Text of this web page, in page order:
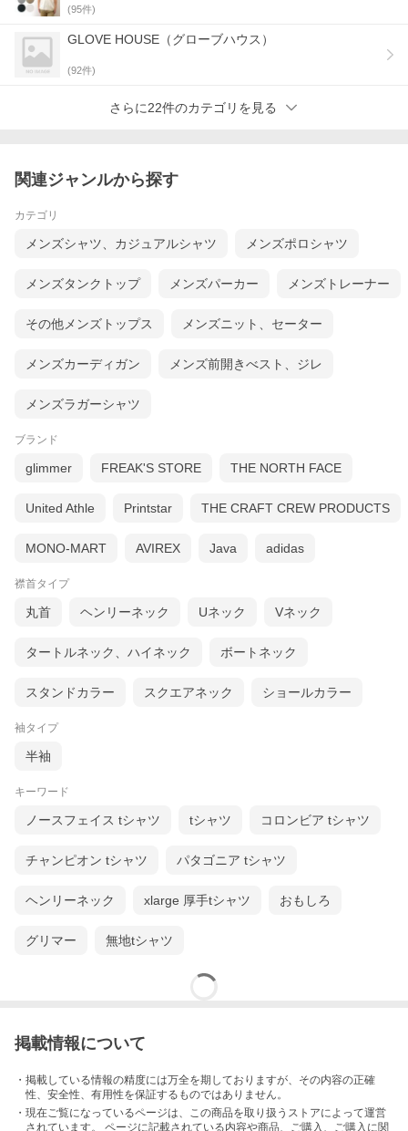
(95件)
GLOVE HOUSE（グローブハウス）
(92件)
さらに22件のカテゴリを見る
関連ジャンルから探す
カテゴリ
メンズシャツ、カジュアルシャツ メンズポロシャツ
メンズタンクトップ メンズパーカー メンズトレーナー
その他メンズトップス メンズニット、セーター
メンズカーディガン メンズ前開きべスト、ジレ
メンズラガーシャツ
ブランド
glimmer FREAK'S STORE THE NORTH FACE
United Athle Printstar THE CRAFT CREW PRODUCTS
MONO-MART AVIREX Java adidas
襟首タイプ
丸首 ヘンリーネック Uネック Vネック
タートルネック、ハイネック ボートネック
スタンドカラー スクエアネック ショールカラー
袖タイプ
半袖
キーワード
ノースフェイス tシャツ tシャツ コロンビア tシャツ
チャンピオン tシャツ パタゴニア tシャツ
ヘンリーネック xlarge 厚手tシャツ おもしろ
グリマー 無地tシャツ
掲載情報について
・掲載している情報の精度には万全を期しておりますが、その内容の正確
性、安全性、有用性を保証するものではありません。
・現在ご覧になっているページは、この商品を取り扱うストアによって運営
されています。 ページに記載されている内容や商品、ご購入 、ご購入に関